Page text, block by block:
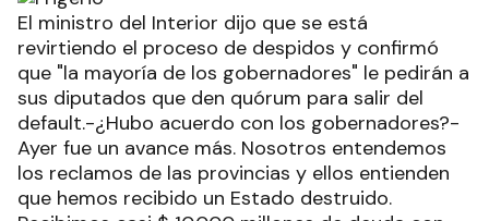
El ministro del Interior dijo que se está
revirtiendo el proceso de despidos y confirmó
que "la mayoría de los gobernadores" le pedirán a
sus diputados que den quórum para salir del
default.-¿Hubo acuerdo con los gobernadores?-
Ayer fue un avance más. Nosotros entendemos
los reclamos de las provincias y ellos entienden
que hemos recibido un Estado destruido.